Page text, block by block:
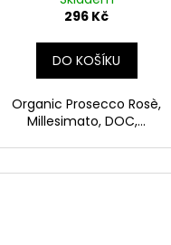
296 Kč
DO KOŠÍKU
Organic Prosecco Rosè,
Millesimato, DOC,...